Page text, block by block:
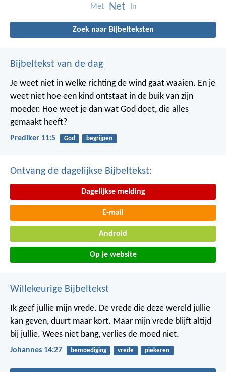
Met Net In
Zoek naar Bijbelteksten
Bijbeltekst van de dag
Je weet niet in welke richting de wind gaat waaien. En je
weet niet hoe een kind ontstaat in de buik van zijn
moeder. Hoe weet je dan wat God doet, die alles
gemaakt heeft?
Prediker 11:5 God begrijpen
Ontvang de dagelijkse Bijbeltekst:
Dagelijkse melding
E-mail
Android
Op je website
Willekeurige Bijbeltekst
Ik geef jullie mijn vrede. De vrede die deze wereld jullie
kan geven, duurt maar kort. Maar mijn vrede blijft altijd
bij jullie. Wees niet bang, verlies de moed niet.
Johannes 14:27 bemoediging vrede piekeren